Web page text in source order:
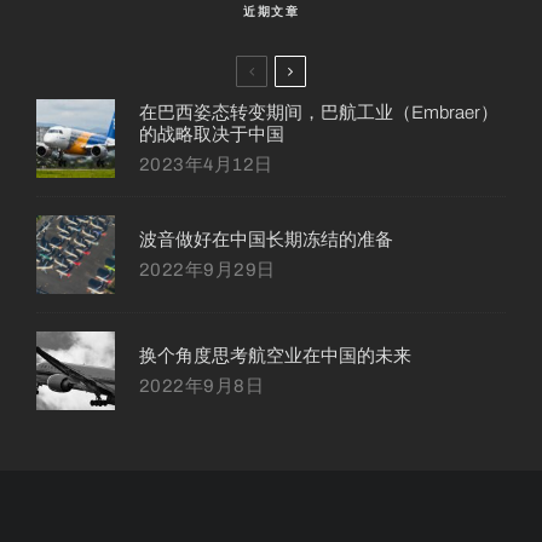
近期文章
在巴西姿态转变期间，巴航工业（Embraer）
的战略取决于中国
2023年4月12日
波音做好在中国长期冻结的准备
2022年9月29日
换个角度思考航空业在中国的未来
2022年9月8日